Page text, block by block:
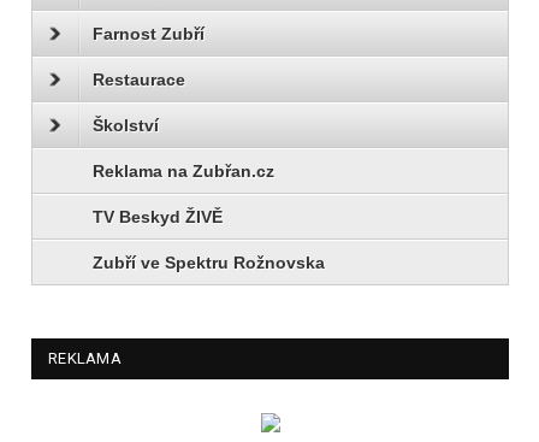
Farnost Zubří
Restaurace
Školství
Reklama na Zubřan.cz
TV Beskyd ŽIVĚ
Zubří ve Spektru Rožnovska
REKLAMA